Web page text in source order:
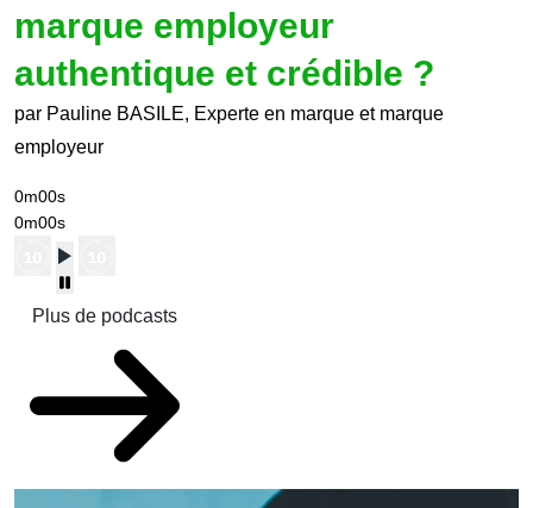
marque employeur
authentique et crédible ?
par Pauline BASILE, Experte en marque et marque
employeur
0m00s
0m00s
Plus de podcasts